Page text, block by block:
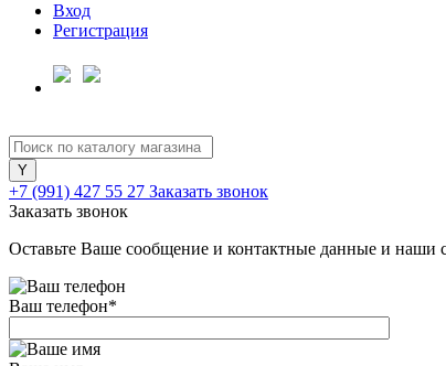
Вход
Регистрация
+7 (991) 427 55 27 Заказать звонок
Заказать звонок
Оставьте Ваше сообщение и контактные данные и наши
Ваш телефон*